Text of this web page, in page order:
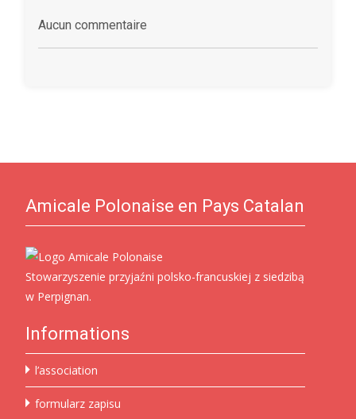
Aucun commentaire
Amicale Polonaise en Pays Catalan
Stowarzyszenie przyjaźni polsko-francuskiej z siedzibą
w Perpignan.
Informations
l’association
formularz zapisu